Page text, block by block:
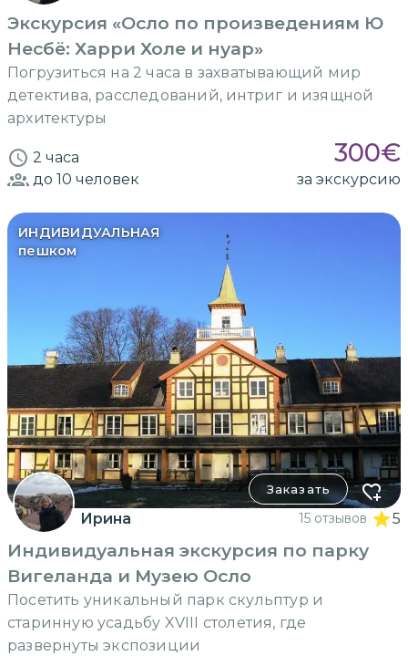
Экскурсия «Осло по произведениям Ю
Несбё: Харри Холе и нуар»
Погрузиться на 2 часа в захватывающий мир
детектива, расследований, интриг и изящной
архитектуры
2 часа 300€
до 10 человек за экскурсию
ИНДИВИДУАЛЬНАЯ
пешком
Заказать
Ирина 15 отзывов 5
Индивидуальная экскурсия по парку
Вигеланда и Музею Осло
Посетить уникальный парк скульптур и
старинную усадьбу XVIII столетия, где
развернуты экспозиции